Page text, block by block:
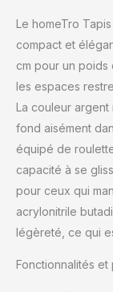
Le homeTro
compact et
cm pour un poids
les espaces
La couleur
fond aisément
équipé de
capacité à se
pour ceux qui
acrylonitrile
légèreté, ce qui
Fonctionnalités